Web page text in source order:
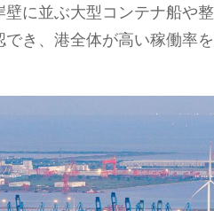
に並ぶ大型コンテナ船や
き、港全体が高い稼働率